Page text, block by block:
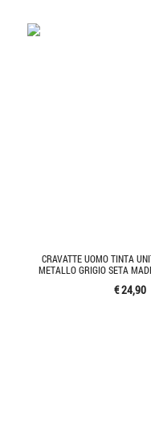
CRAVATTE UOMO TINTA
METALLO GRIGIO SETA
€ 24,90